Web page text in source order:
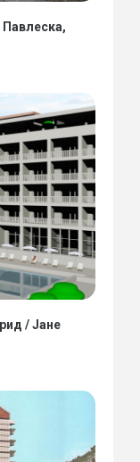
/ Јане